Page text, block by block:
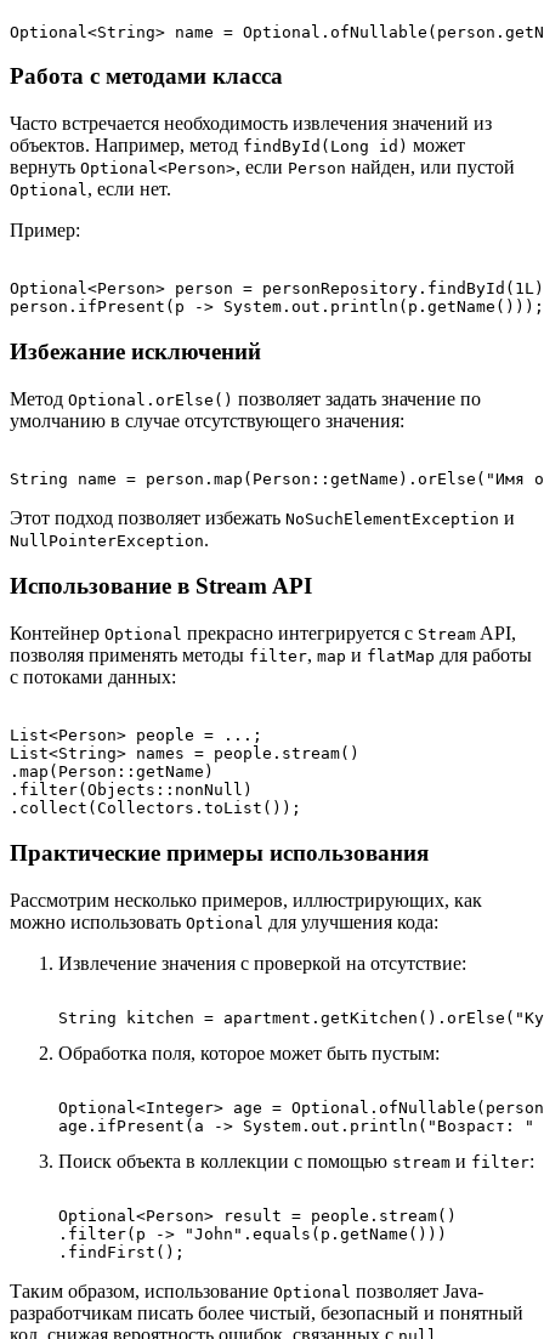
Работа с методами класса
Часто встречается необходимость извлечения значений из
объектов. Например, метод findById(Long id) может
вернуть Optional<Person>, если Person найден, или пустой
Optional, если нет.
Пример:
Optional<Person> person =
Избежание исключений
Метод Optional.orElse() позволяет задать значение по
умолчанию в случае отсутствующего значения:
Этот подход позволяет избежать NoSuchElementException и
NullPointerException.
Использование в Stream API
Контейнер Optional прекрасно интегрируется с Stream API,
позволяя применять методы filter, map и flatMap для работы
с потоками данных:
List<Person> people = ...;
List<String> names = people.stream()
.map(Person::getName)
.filter(Objects::nonNull)
Практические примеры использования
Рассмотрим несколько примеров, иллюстрирующих, как
можно использовать Optional для улучшения кода:
Извлечение значения с проверкой на отсутствие:
Обработка поля, которое может быть пустым:
Optional<Integer> age =
Поиск объекта в коллекции с помощью stream и filter:
Optional<Person> result = people.stream()
.filter(p -> "John".equals(p.getName()))
Таким образом, использование Optional позволяет Java-
разработчикам писать более чистый, безопасный и понятный
код, снижая вероятность ошибок, связанных с null